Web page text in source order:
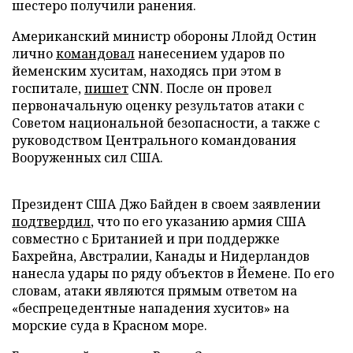
шестеро получили ранения.
Американский министр обороны Ллойд Остин
личнокомандовалнанесением ударов по
йеменским хуситам, находясь при этом в
госпитале,пишет CNN. После он провел
первоначальную оценку результатов атаки с
Советом национальной безопасности, а также с
руководством Центрального командования
Вооруженных сил США.
Президент США Джо Байден в своем заявлении
подтвердил, что по его указанию армия США
совместно с Британией и при поддержке
Бахрейна, Австралии, Канады и Нидерландов
нанесла удары по ряду объектов в Йемене. По его
словам, атаки являются прямым ответом на
«беспрецедентные нападения хуситов» на
морские суда в Красном море.